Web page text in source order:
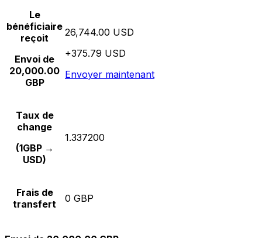
Le
bénéficiaire
reçoit
Envoi de
20,000.00
GBP
26,744.00 USD
+375.79 USD
Envoyer maintenant
Taux de
change
(1GBP →
USD)
1.337200
Frais de
transfert
0 GBP